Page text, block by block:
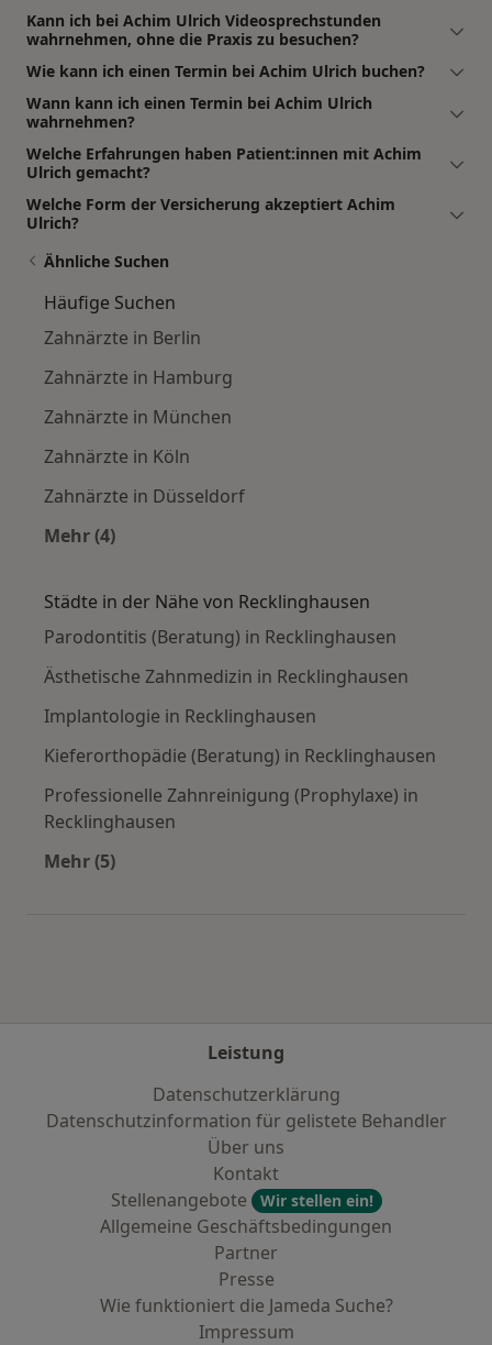
Kann ich bei Achim Ulrich Videosprechstunden
wahrnehmen, ohne die Praxis zu besuchen?
Wie kann ich einen Termin bei Achim Ulrich buchen?
Wann kann ich einen Termin bei Achim Ulrich
wahrnehmen?
Welche Erfahrungen haben Patient:innen mit Achim
Ulrich gemacht?
Welche Form der Versicherung akzeptiert Achim
Ulrich?
Ähnliche Suchen
Häufige Suchen
Zahnärzte in Berlin
Zahnärzte in Hamburg
Zahnärzte in München
Zahnärzte in Köln
Zahnärzte in Düsseldorf
Mehr (4)
Städte in der Nähe von Recklinghausen
Parodontitis (Beratung) in Recklinghausen
Ästhetische Zahnmedizin in Recklinghausen
Implantologie in Recklinghausen
Kieferorthopädie (Beratung) in Recklinghausen
Professionelle Zahnreinigung (Prophylaxe) in
Recklinghausen
Mehr (5)
Leistung
Datenschutzerklärung
Datenschutzinformation für gelistete Behandler
Über uns
Kontakt
Stellenangebote
Wir stellen ein!
Allgemeine Geschäftsbedingungen
Partner
Presse
Wie funktioniert die Jameda Suche?
Impressum